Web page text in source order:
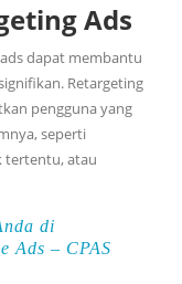
Ads
dapat membantu
Retargeting
pengguna yang
seperti
tertentu, atau
di
Ads – CPAS